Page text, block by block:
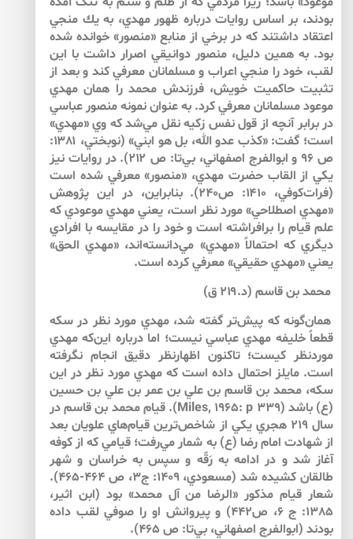
بودند، بر اساس روايات درباره ظهور مهدي، به يك منجي
اعتقاد داشتند كه در برخي از منابع «منصور» خوانده شده
بود. به همين دليل، منصور دوانيقي اصرار داشت با اين
لقب، خود را منجي اعراب و مسلمانان معرفي كند و بعد از
تثبيت حاكميت خويش، فرزندش محمد را همان مهدي
موعود مسلمانان معرفي كرد. به عنوان نمونه منصور عباسي
در برابر آنچه از قول نفس زكيه نقل مي‌شد كه وي «مهدي»
است؛ گفت: «كذب عدو الله، بل هو ابني» (نوبختي، ۱۳۸۱:
ص ۹۶ و ابوالفرج اصفهاني، بي‌تا: ص ۲۱۲). در روايات نيز
يكي از القاب حضرت مهدي، «منصور» معرفي شده است
(فرات‌كوفي، ۱۴۱۰: ص۲۴۰). بنابراين، در اين پژوهش
«مهدي اصطلاحي» مورد نظر است، يعني مهدي موعودي كه
علم قيام را برافراشته است و خود را در مقايسه با افرادي
ديگري كه احتمالاً «مهدي» مي‌دانسته‌اند، «مهدي الحق»
يعني «مهدي حقيقي» معرفي كرده است.
محمد بن قاسم (د.۲۱۹ ق)
همان‌گونه كه پيش‌تر گفته شد، مهدي مورد نظر در سكه
قطعاً خليفه مهدي عباسي نيست؛ اما درباره اين‌كه مهدي
موردنظر كيست؛ تاكنون اظهارنظر دقيق انجام نگرفته
است. مايلز احتمال داده است كه مهدي مورد نظر در اين
سكه، محمد بن قاسم بن علي بن عمر بن علي بن حسين
(ع) باشد (Miles, 1965: p 339). قيام محمد بن قاسم در
سال 219 هجري يكي از شاخص‌ترين قيام‌هاي علويان بعد
از شهادت امام رضا (ع) به شمار مي‌رفت؛ قيامي كه از كوفه
آغاز شد و در ادامه به رَقّه و سپس به خراسان و شهر
طالقان كشيده شد (مسعودي، 1409: ج3، ص 464-465).
شعار قيام مذكور «الرضا من آل محمد» بود (ابن اثير،
1385: ج 6، ص442) و پيروانش او را صوفي لقب داده
بودند (ابوالفرج اصفهاني، بي‌‌تا: ص 465).